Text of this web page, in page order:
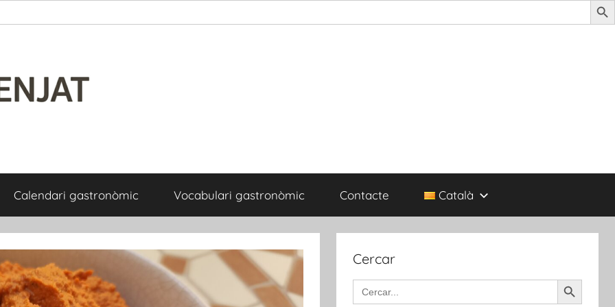
Calendari gastronòmic Vocabulari gastronòmic Contacte Català
Cercar
Search
for:
Search Button